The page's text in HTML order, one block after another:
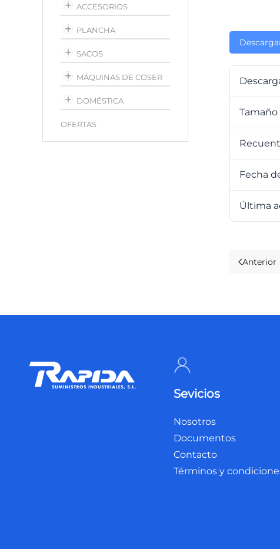
Fecha
Última
Anterior
ACCESORIOS
PLANCHA
SACOS
MÁQUINAS DE COSER
DOMÉSTICA
OFERTAS
Sevicios
Nosotros
Documentos
Contacto
Términos y